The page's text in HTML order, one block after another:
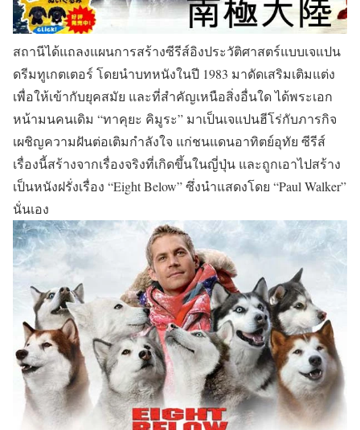
สถานีได้แถลงแผนการสร้างซีรีส์อิงประวัติศาสตร์แบบเจแปน
ดรีมทูเกตเตอร์ โดยนำบทหนังในปี 1983 มาดัดเสริมเติมแต่ง
เพื่อให้เข้ากับยุคสมัย และที่สำคัญเหนือสิ่งอื่นใด ได้พระเอก
หน้ามนคนเดิม “ทาคุยะ คิมูระ” มาเป็นเจแปนฮีโร่กับภารกิจ
เผชิญความฝันต่อเติมกำลังใจ แก่ชนแดนอาทิตย์อุทัย ซีรีส์
เรื่องนี้สร้างจากเรื่องจริงที่เกิดขึ้นในญี่ปุ่น และถูกเอาไปสร้าง
เป็นหนังฝรั่งเรื่อง “Eight Below”ซึ่งนำแสดงโดย “Paul Walker”
นั่นเอง